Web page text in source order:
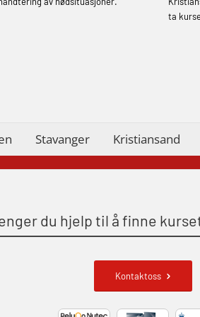
STCW Oppdatering
sikkerhetskurs for
STCW Oppdatering
sikkerhetskurs for
ta
Stavanger Kristiansand
du hjelp til å finne
Kontaktoss